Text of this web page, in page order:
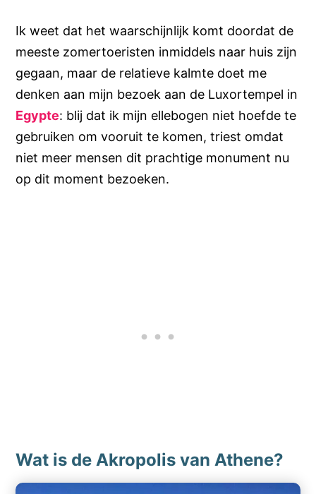
Ik weet dat het waarschijnlijk komt doordat de
meeste zomertoeristen inmiddels naar huis zijn
gegaan, maar de relatieve kalmte doet me
denken aan mijn bezoek aan de Luxortempel in
Egypte: blij dat ik mijn ellebogen niet hoefde te
gebruiken om vooruit te komen, triest omdat
niet meer mensen dit prachtige monument nu
op dit moment bezoeken.
Wat is de Akropolis van Athene?